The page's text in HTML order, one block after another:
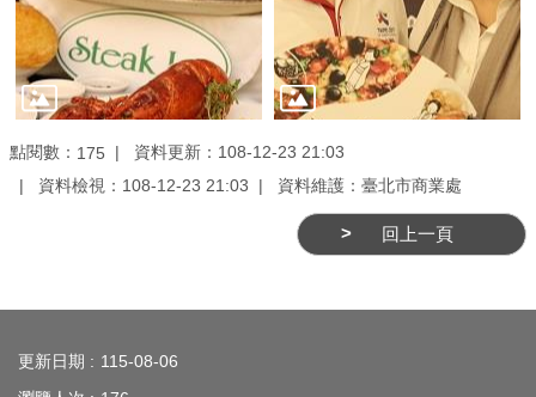
線
上
服
務
公
司
登
服
點閱數： 175
資料更新：108-12-23 21:03
資料檢視：108-12-23 21:03
資料維護：臺北市商業處
回上一頁
更新日期
115-08-06